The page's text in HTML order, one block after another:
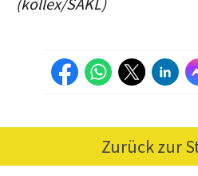
Zurück zur